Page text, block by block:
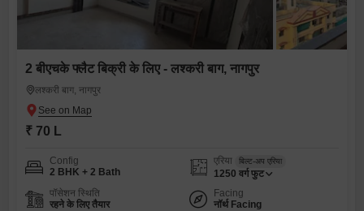
2 बीएचके फ्लैट बिक्री के लिए - लश्करी बाग, नागपुर
लश्करी बाग, नागपुर
₹ 70 L
Config
2 BHK + 2 Bath
एरिया बिल्ट-अप एरिया
1250 वर्ग फुट
पॉसेशन स्थिति
रहने के लिए तैयार
Facing
नॉर्थ Facing